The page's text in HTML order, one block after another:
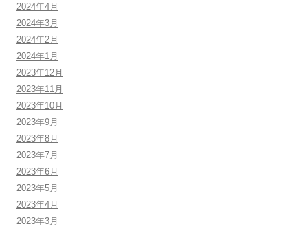
2024年4月
2024年3月
2024年2月
2024年1月
2023年12月
2023年11月
2023年10月
2023年9月
2023年8月
2023年7月
2023年6月
2023年5月
2023年4月
2023年3月